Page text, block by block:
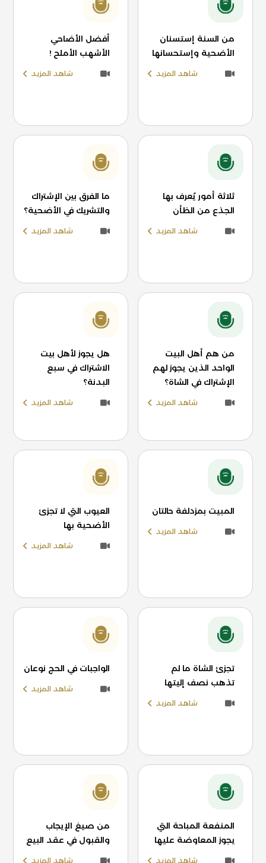
من السنة إستسنان
الأضحية وإستحسانها
شاهد المزيد
أفضل الأضاحي
الأشهب الأملح !
شاهد المزيد
ثلاثة أمور يُعرف بها
الجذع من الظأن
شاهد المزيد
ما الفرق بين الإشتراك
والتشريك في الأضحية؟
شاهد المزيد
من هم أهل البيت
الواحد الذين يجوز لهم
الإشتراك في الشاة؟
شاهد المزيد
هل يجوز لأهل بيت
الاشتراك في سبع
البدنة؟
شاهد المزيد
المبيت بمزدلفة حالتان
شاهد المزيد
العيوب التي لا تجزئ
الأضحية بها
شاهد المزيد
تجزئ الشاة ما لم
تذهب نصف إليتها
شاهد المزيد
الواجبات في الحج نوعان
شاهد المزيد
المنفعة المباحة التي
يجوز المعاوضة عليها
شاهد المزيد
من صيغ الإيجاب
والقبول في عقد البيع
شاهد المزيد